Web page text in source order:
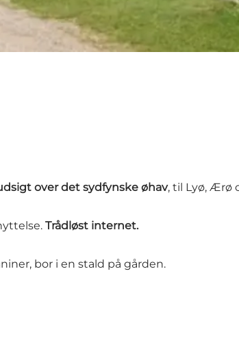
over det sydfynske øhav, til Lyø, Ærø
Trådløst internet.
bor i en stald på gården.